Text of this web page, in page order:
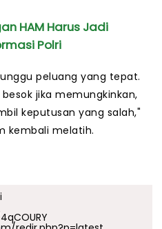
HAM Harus Jadi
Polri
peluang yang tepat.
jika memungkinkan,
keputusan yang salah,"
kembali melatih.